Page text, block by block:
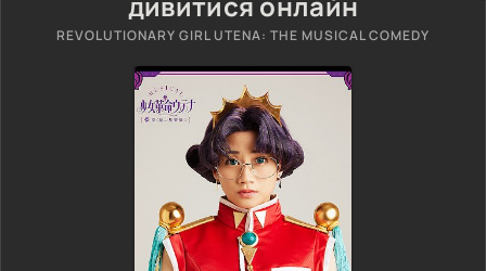
REVOLUTIONARY GIRL UTENA: THE MUSICAL COMEDY